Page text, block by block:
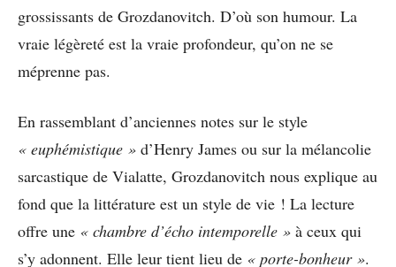
grossissants de Grozdanovitch. D’où son humour. La
vraie légèreté est la vraie profondeur, qu’on ne se
méprenne pas.
En rassemblant d’anciennes notes sur le style
« euphémistique » d’Henry James ou sur la mélancolie
sarcastique de Vialatte, Grozdanovitch nous explique au
fond que la littérature est un style de vie ! La lecture
offre une « chambre d’écho intemporelle » à ceux qui
s’y adonnent. Elle leur tient lieu de « porte-bonheur ».